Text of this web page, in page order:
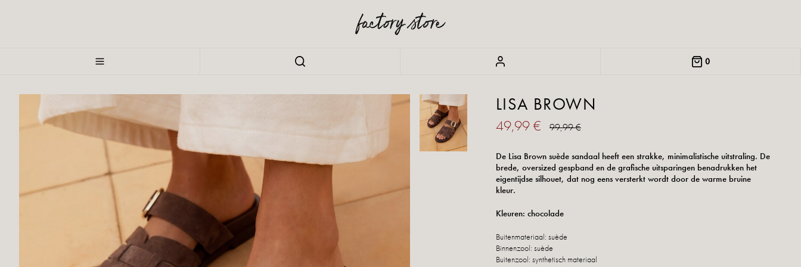
0
LISA BROWN
49,99 € 99,99 €
De Lisa Brown suède sandaal heeft een strakke, minimalistische uitstraling. De
brede, oversized gespband en de grafische uitsparingen benadrukken het
eigentijdse silhouet, dat nog eens versterkt wordt door de warme bruine
kleur.
Kleuren: chocolade
Buitenmateriaal: suède
Binnenzool: suède
Buitenzool: synthetisch materiaal